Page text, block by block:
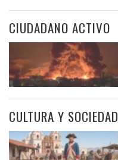
CIUDADANO ACTIVO
CULTURA Y SOCIEDAD